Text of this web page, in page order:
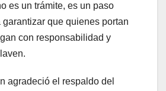
es un trámite, es un paso
que quienes portan
con responsabilidad y
agradeció el respaldo del